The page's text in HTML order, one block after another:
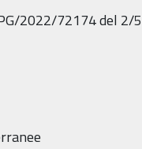
2022/72174 del